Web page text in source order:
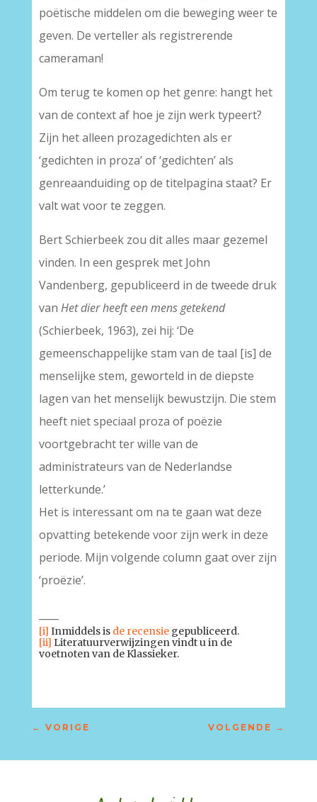
poëtische middelen om die beweging weer te
geven. De verteller als registrerende
cameraman!
Om terug te komen op het genre: hangt het
van de context af hoe je zijn werk typeert?
Zijn het alleen prozagedichten als er
‘gedichten in proza’ of ‘gedichten’ als
genreaanduiding op de titelpagina staat? Er
valt wat voor te zeggen.
Bert Schierbeek zou dit alles maar gezemel
vinden. In een gesprek met John
Vandenberg, gepubliceerd in de tweede druk
van Het dier heeft een mens getekend
(Schierbeek, 1963), zei hij: ‘De
gemeenschappelijke stam van de taal [is] de
menselijke stem, geworteld in de diepste
lagen van het menselijk bewustzijn. Die stem
heeft niet speciaal proza of poëzie
voortgebracht ter wille van de
administrateurs van de Nederlandse
letterkunde.’
Het is interessant om na te gaan wat deze
opvatting betekende voor zijn werk in deze
periode. Mijn volgende column gaat over zijn
‘proëzie’.
[i] Inmiddels is de recensiegepubliceerd.
[ii] Literatuurverwijzingen vindt u in de
voetnoten van de Klassieker.
← VORIGE VOLGENDE →